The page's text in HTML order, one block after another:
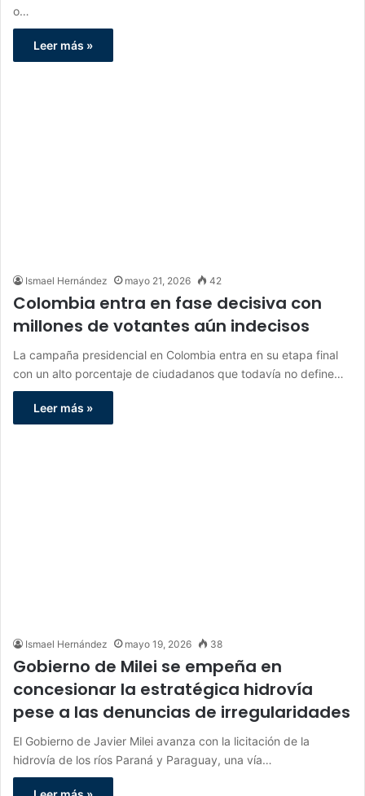
o…
Leer más »
Ismael Hernández mayo 21, 2026 42
Colombia entra en fase decisiva con
millones de votantes aún indecisos
La campaña presidencial en Colombia entra en su etapa final
con un alto porcentaje de ciudadanos que todavía no define…
Leer más »
Ismael Hernández mayo 19, 2026 38
Gobierno de Milei se empeña en
concesionar la estratégica hidrovía
pese a las denuncias de irregularidades
El Gobierno de Javier Milei avanza con la licitación de la
hidrovía de los ríos Paraná y Paraguay, una vía…